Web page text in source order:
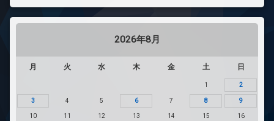
2026年8月
月 火 水 木 金 土 日
1 2
3 4 5 6 7 8 9
10 11 12 13 14 15 16